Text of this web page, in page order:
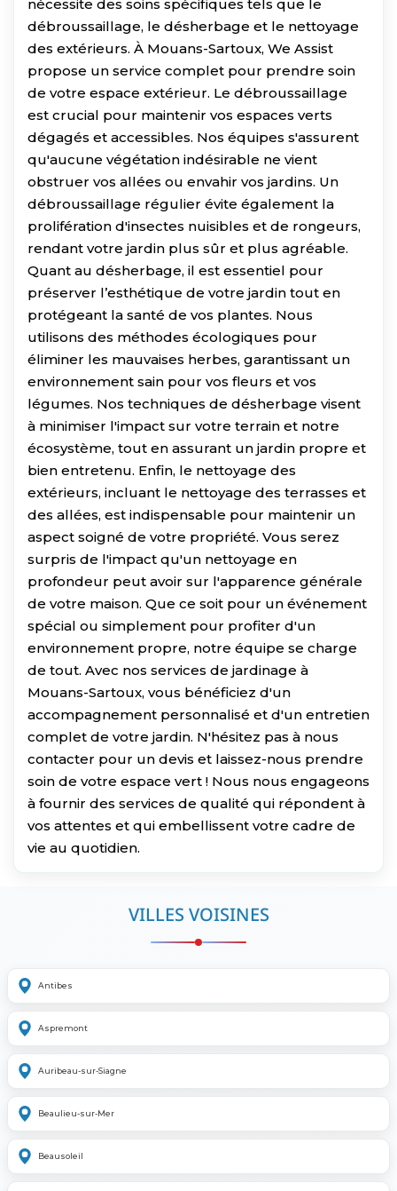
nécessite des soins spécifiques tels que le
débroussaillage, le désherbage et le nettoyage
des extérieurs. À Mouans-Sartoux, We Assist
propose un service complet pour prendre soin
de votre espace extérieur. Le débroussaillage
est crucial pour maintenir vos espaces verts
dégagés et accessibles. Nos équipes s'assurent
qu'aucune végétation indésirable ne vient
obstruer vos allées ou envahir vos jardins. Un
débroussaillage régulier évite également la
prolifération d'insectes nuisibles et de rongeurs,
rendant votre jardin plus sûr et plus agréable.
Quant au désherbage, il est essentiel pour
préserver l’esthétique de votre jardin tout en
protégeant la santé de vos plantes. Nous
utilisons des méthodes écologiques pour
éliminer les mauvaises herbes, garantissant un
environnement sain pour vos fleurs et vos
légumes. Nos techniques de désherbage visent
à minimiser l'impact sur votre terrain et notre
écosystème, tout en assurant un jardin propre et
bien entretenu. Enfin, le nettoyage des
extérieurs, incluant le nettoyage des terrasses et
des allées, est indispensable pour maintenir un
aspect soigné de votre propriété. Vous serez
surpris de l'impact qu'un nettoyage en
profondeur peut avoir sur l'apparence générale
de votre maison. Que ce soit pour un événement
spécial ou simplement pour profiter d'un
environnement propre, notre équipe se charge
de tout. Avec nos services de jardinage à
Mouans-Sartoux, vous bénéficiez d'un
accompagnement personnalisé et d'un entretien
complet de votre jardin. N'hésitez pas à nous
contacter pour un devis et laissez-nous prendre
soin de votre espace vert ! Nous nous engageons
à fournir des services de qualité qui répondent à
vos attentes et qui embellissent votre cadre de
vie au quotidien.
VILLES VOISINES
Antibes
Aspremont
Auribeau-sur-Siagne
Beaulieu-sur-Mer
Beausoleil